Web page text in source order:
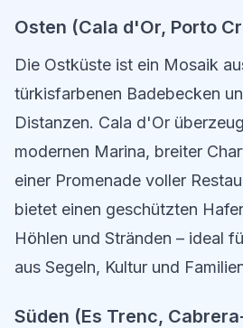
Osten (Cala d'Or, Porto
Die Ostküste ist ein Mosaik
türkisfarbenen Badebecken
Distanzen. Cala d'Or
modernen Marina, breiter
einer Promenade voller
bietet einen geschützten
Höhlen und Stränden – ideal
aus Segeln, Kultur und
Süden (Es Trenc,